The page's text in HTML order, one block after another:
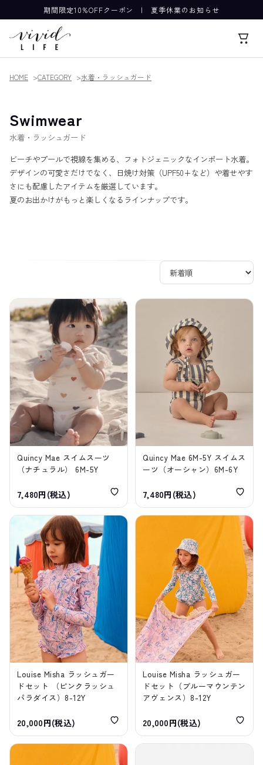
期間限定10%OFFクーポン |夏季休業のお知らせ
HOME CATEGORY 水着・ラッシュガード
Swimwear
水着・ラッシュガード
ビーチやプールで視線を集める、フォトジェニックなインポート水着。
デザインの可愛さだけでなく、日焼け対策（UPF50+など）や着せやす
さにも配慮したアイテムを厳選しています。
夏のお出かけがもっと楽しくなるラインナップです。
Quincy Mae スイムスーツ
（ナチュラル） 6M-5Y
7,480円(税込)
Quincy Mae 6M-5Y スイムス
ーツ（オーシャン）6M-6Y
7,480円(税込)
Louise Misha ラッシュガー
ドセット （ピンクラッシュ
パラダイス）8-12Y
20,000円(税込)
Louise Misha ラッシュガー
ドセット（ブルーマウンテン
アヴェンス）8-12Y
20,000円(税込)